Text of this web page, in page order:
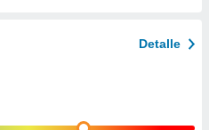
Detalle